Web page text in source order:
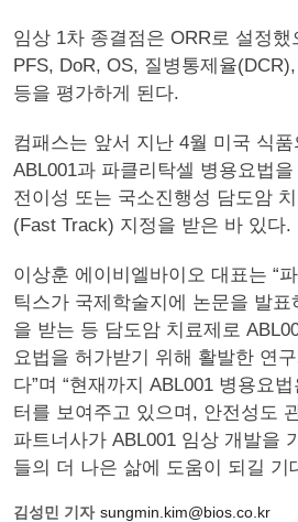
임상 1차 종결점은 ORR로 설정
PFS, DoR, OS, 질병통제율
등을 평가하게 된다.
컴패스는 앞서 지난 4월 미국 식
ABL001과 파클리탁셀 병용요법
전이성 또는 국소진행성 담도암
(Fast Track) 지정을 받은 바 있다.
이상훈 에이비엘바이오 대표는 “
틱스가 국제학술지에 논문을 발
을 받는 등 담도암 치료제로
요법을 허가받기 위해 활발한 연
다”며 “현재까지 ABL001 병용요
터를 보여주고 있으며, 안전성도
파트너사가 ABL001 임상 개발을
들의 더 나은 삶에 도움이 되길 기
김성민 기자 sungmin.kim@bios.co.kr